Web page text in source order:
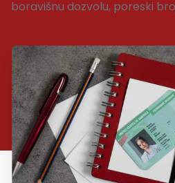
boravišnu dozvolu, poreski